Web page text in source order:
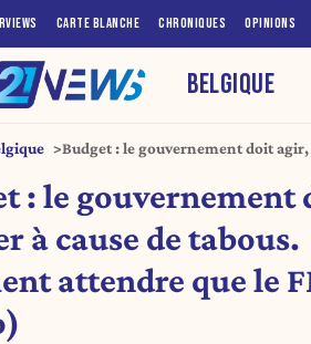
CARTE BLANCHE CHRONIQUES OPINIONS
BELGIQUE
Budget : le gouvernement doit agir,
: le gouvernement
à cause de
attendre que le